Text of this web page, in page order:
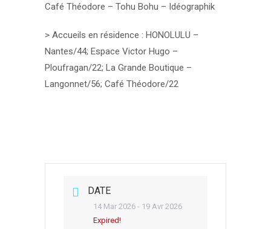
Café Théodore – Tohu Bohu – Idéographik
> Accueils en résidence : HONOLULU –
Nantes/44; Espace Victor Hugo –
Ploufragan/22; La Grande Boutique –
Langonnet/56; Café Théodore/22
DATE
14 Mar 2026 - 19 Avr 2026
Expired!